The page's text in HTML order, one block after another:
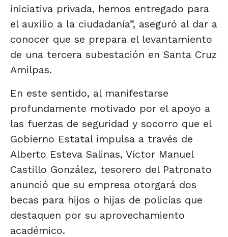
iniciativa privada, hemos entregado para
el auxilio a la ciudadanía”, aseguró al dar a
conocer que se prepara el levantamiento
de una tercera subestación en Santa Cruz
Amilpas.
En este sentido, al manifestarse
profundamente motivado por el apoyo a
las fuerzas de seguridad y socorro que el
Gobierno Estatal impulsa a través de
Alberto Esteva Salinas, Víctor Manuel
Castillo González, tesorero del Patronato
anunció que su empresa otorgará dos
becas para hijos o hijas de policías que
destaquen por su aprovechamiento
académico.